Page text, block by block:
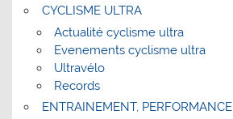
CYCLISME ULTRA
Actualité cyclisme ultra
Evenements cyclisme ultra
Ultravélo
Records
ENTRAINEMENT, PERFORMANCE